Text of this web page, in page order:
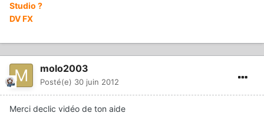
Studio ?
DV FX
molo2003
Posté(e) 30 juin 2012
Merci declic vidéo de ton aide